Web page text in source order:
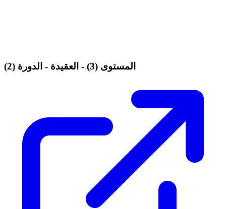
المستوى (3) - العقيدة - الدورة (2)